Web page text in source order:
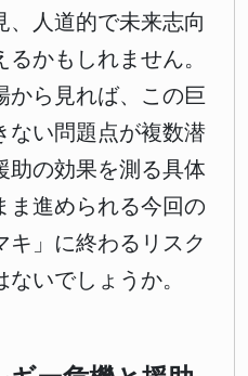
、人道的で未来志向
かもしれません。
から見れば、この巨
ない問題点が複数潜
助の効果を測る具体
ま進められる今回の
キ」に終わるリスク
いでしょうか。